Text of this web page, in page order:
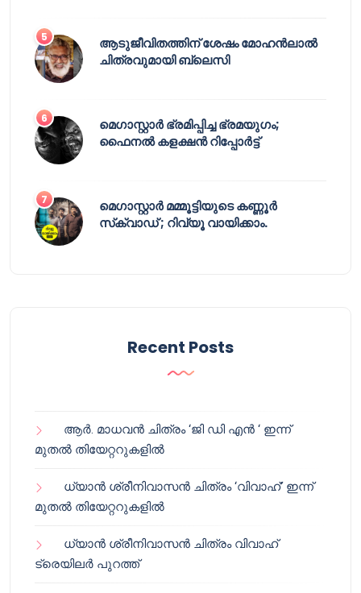
ആടുജീവിതത്തിന് ശേഷം മോഹൻലാൽ
ചിത്രവുമായി ബ്ലെസി
മെഗാസ്റ്റാർ ഭ്രമിപ്പിച്ച ഭ്രമയുഗം;
ഫൈനൽ കളക്ഷൻ റിപ്പോർട്ട്
മെഗാസ്റ്റാർ മമ്മൂട്ടിയുടെ കണ്ണൂർ
സ്‌ക്വാഡ് ; റിവ്യൂ വായിക്കാം.
Recent Posts
ആർ. മാധവൻ ചിത്രം ‘ജി ഡി എൻ ‘ ഇന്ന്
മുതൽ തിയേറ്ററുകളിൽ
ധ്യാൻ ശ്രീനിവാസൻ ചിത്രം ‘വിവാഹ്’ ഇന്ന്
മുതൽ തിയേറ്ററുകളിൽ
ധ്യാൻ ശ്രീനിവാസൻ ചിത്രം വിവാഹ്
ട്രെയിലർ പുറത്ത്